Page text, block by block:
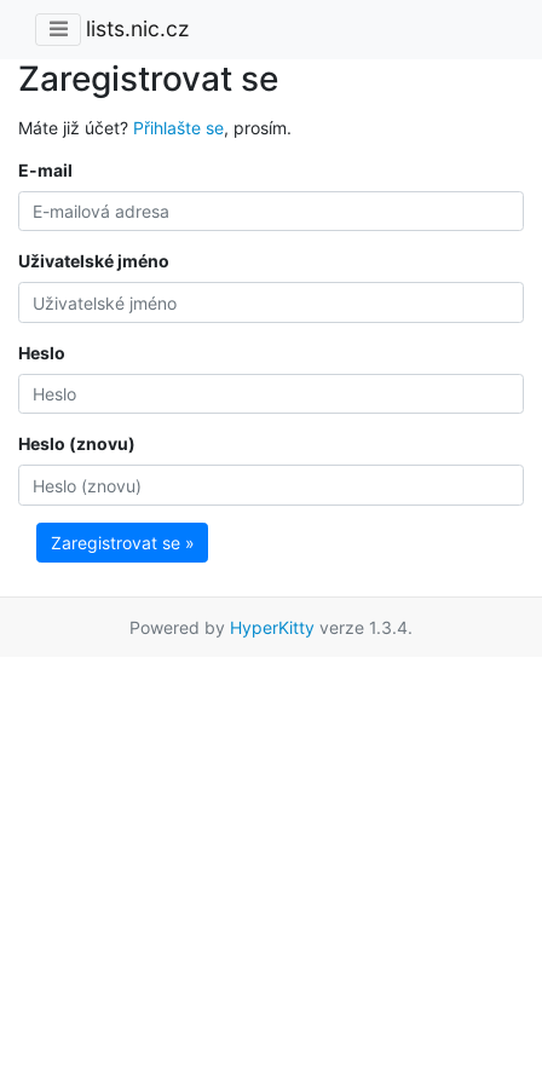
lists.nic.cz
Zaregistrovat se
Máte již účet? Přihlašte se, prosím.
E-mail
Uživatelské jméno
Heslo
Heslo (znovu)
Zaregistrovat se »
Powered by HyperKitty verze 1.3.4.